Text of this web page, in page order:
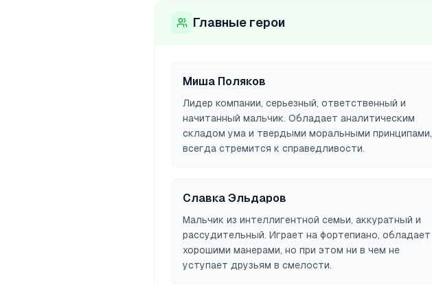
Главные герои
Миша Поляков
Лидер компании, серьезный, ответственный и
начитанный мальчик. Обладает аналитическим
складом ума и твердыми моральными принципами,
всегда стремится к справедливости.
Славка Эльдаров
Мальчик из интеллигентной семьи, аккуратный и
рассудительный. Играет на фортепиано, обладает
хорошими манерами, но при этом ни в чем не
уступает друзьям в смелости.